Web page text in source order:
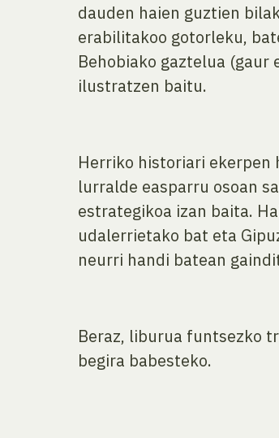
dauden haien guztien
erabilitakoo gotorleku,
Behobiako gaztelua
ilustratzen baitu.
Herriko historiari ekerpen
lurralde easparru osoan
estrategikoa izan baita.
udalerrietako bat eta
neurri handi batean
Beraz, liburua funtsezko
begira babesteko.